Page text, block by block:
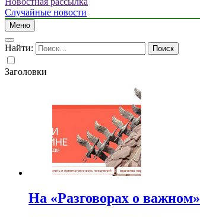
Случайные новости
Меню
Найти:
Заголовки
На «Разговорах о